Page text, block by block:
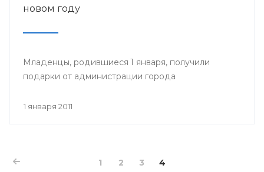
новом году
Младенцы, родившиеся 1 января, получили
подарки от администрации города
1 января 2011
1 2 3 4